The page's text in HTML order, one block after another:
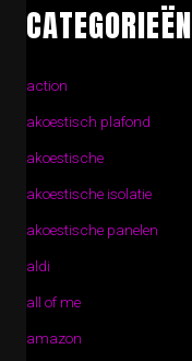
CATEGORIEËN
action
akoestisch plafond
akoestische
akoestische isolatie
akoestische panelen
aldi
all of me
amazon